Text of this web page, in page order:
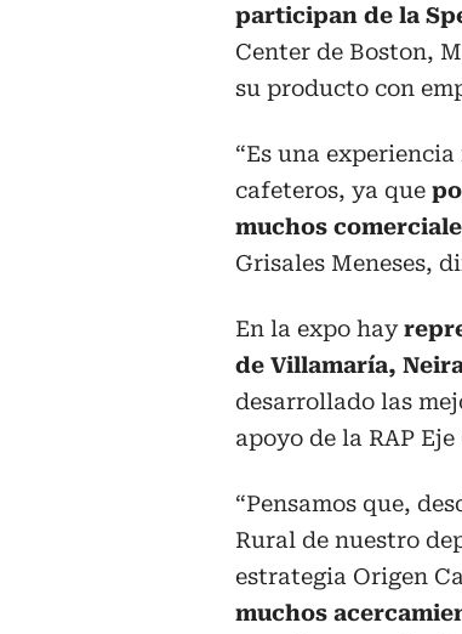
participan de la
Center de Boston,
su producto con
“Es una
cafeteros, ya que
muchos
Grisales Meneses,
En la expo hay
de Villamaría,
desarrollado las
apoyo de la RAP
“Pensamos que,
Rural de nuestro
estrategia Origen
muchos